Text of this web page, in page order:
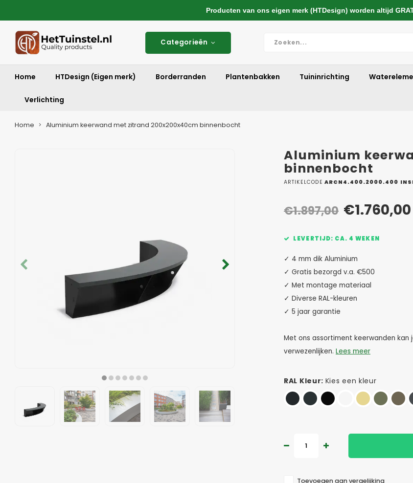
Categorieën
Home HTDesign (Eigen merk) Borderranden Plantenbakken Tuininrichting
Verlichting
Home Aluminium keerwand met zitrand 200x200x40cm binnenbocht
Aluminium
binnenbocht
ARTIKELCODE ARCN4.400.2000.400
€1.897,00 €1.760,00
LEVERTIJD: CA. 4 WEKEN
✓ 4 mm dik Aluminium
✓ Gratis bezorgd v.a. €500
✓ Met montage materiaal
✓ Diverse RAL-kleuren
✓ 5 jaar garantie
Met ons assortiment keerwanden kan
verwezenlijken. Lees meer
RAL Kleur: Kies een kleur
Toevoegen aan vergelijking
Producten van ons eigen merk (HTDesign) worden altijd